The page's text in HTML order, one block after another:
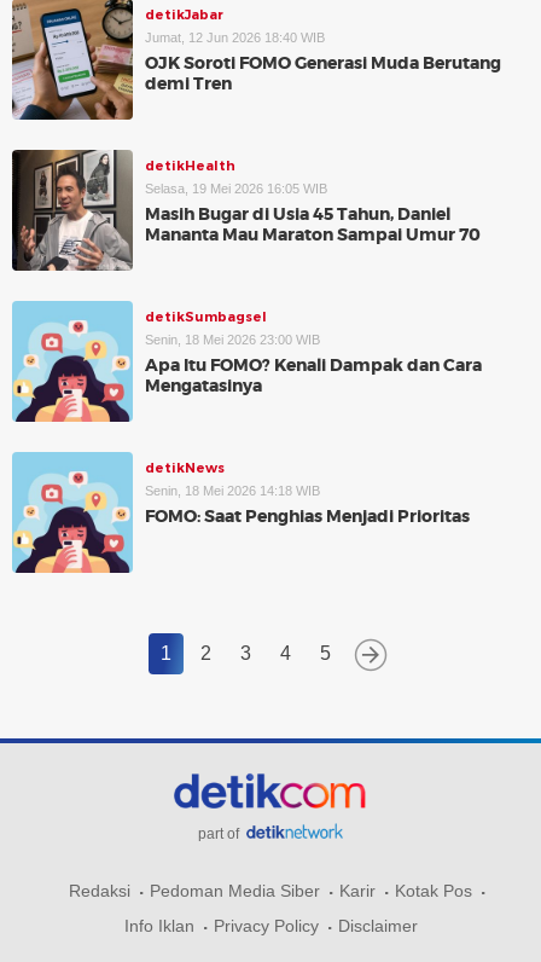
detikJabar
Jumat, 12 Jun 2026 18:40 WIB
OJK Soroti FOMO Generasi Muda Berutang
demi Tren
detikHealth
Selasa, 19 Mei 2026 16:05 WIB
Masih Bugar di Usia 45 Tahun, Daniel
Mananta Mau Maraton Sampai Umur 70
detikSumbagsel
Senin, 18 Mei 2026 23:00 WIB
Apa Itu FOMO? Kenali Dampak dan Cara
Mengatasinya
detikNews
Senin, 18 Mei 2026 14:18 WIB
FOMO: Saat Penghias Menjadi Prioritas
1 2 3 4 5
part of
Redaksi Pedoman Media Siber Karir
Kotak Pos
Info Iklan
Privacy Policy Disclaimer